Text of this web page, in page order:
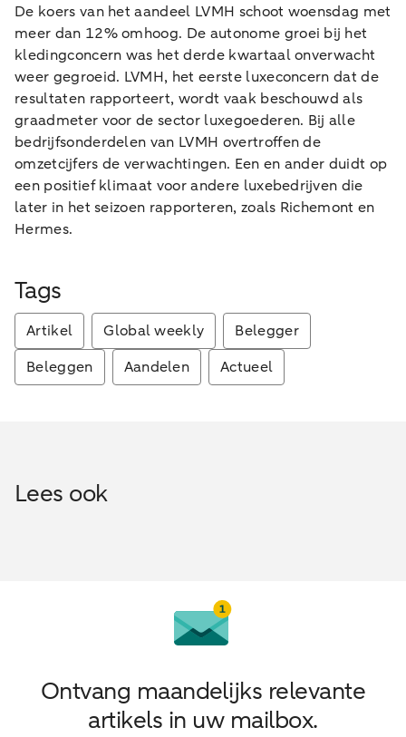
De koers van het aandeel LVMH schoot woensdag met
meer dan 12% omhoog. De autonome groei bij het
kledingconcern was het derde kwartaal onverwacht
weer gegroeid. LVMH, het eerste luxeconcern dat de
resultaten rapporteert, wordt vaak beschouwd als
graadmeter voor de sector luxegoederen. Bij alle
bedrijfsonderdelen van LVMH overtroffen de
omzetcijfers de verwachtingen. Een en ander duidt op
een positief klimaat voor andere luxebedrijven die
later in het seizoen rapporteren, zoals Richemont en
Hermes.
Tags
Artikel Global weekly
Belegger
Beleggen
Aandelen Actueel
Lees ook
Ontvang maandelijks relevante
artikels in uw mailbox.